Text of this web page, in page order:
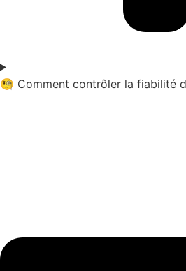
🧐 Comment contrôler la fiabilité